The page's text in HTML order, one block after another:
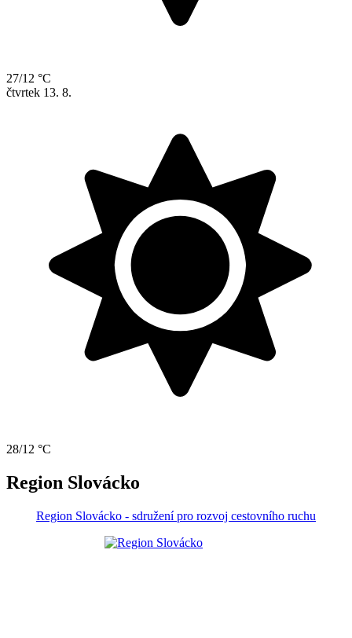
27/12 °C
čtvrtek 13. 8.
28/12 °C
Region Slovácko
Region Slovácko - sdružení pro rozvoj cestovního ruchu